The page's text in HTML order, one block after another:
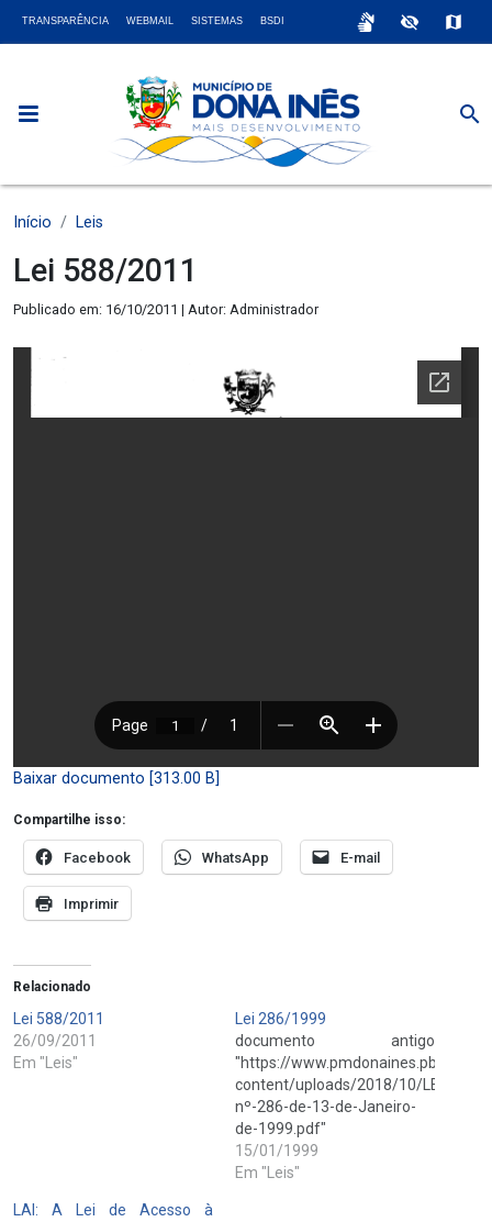
TRANSPARÊNCIA WEBMAIL SISTEMAS BSDI sign_language visibility_off map
search
Início Leis
Lei 588/2011
Publicado em: 16/10/2011 | Autor: Administrador
Baixar documento [313.00 B]
Compartilhe isso:
Facebook WhatsApp E-mail
Imprimir
Relacionado
Lei 588/2011
26/09/2011
Em "Leis"
Lei 286/1999
documento antigo
"https://
content/uploads/2018/10/LEI-
nº-286-de-13-de-Janeiro-
de-1999.pdf"
15/01/1999
Em "Leis"
LAI: A Lei de Acesso à